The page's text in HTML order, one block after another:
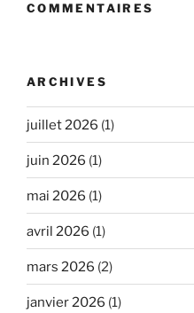
COMMENTAIRES
ARCHIVES
juillet 2026 (1)
juin 2026 (1)
mai 2026 (1)
avril 2026 (1)
mars 2026 (2)
janvier 2026 (1)